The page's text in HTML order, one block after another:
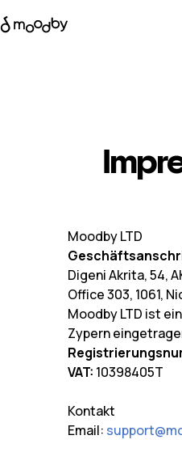
Moodby LTD
Digeni Akrita, 54,
Office 303, 1061,
Moodby LTD ist
Zypern
VAT: 10398405T
Kontakt
Email: